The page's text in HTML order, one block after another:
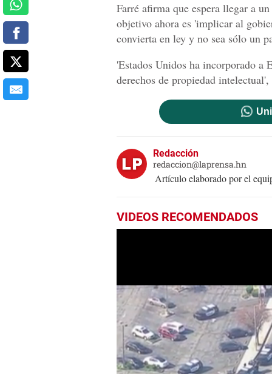
Farré afirma que espera llegar a
objetivo ahora es 'implicar al
convierta en ley y no sea sólo un
'Estados Unidos ha incorporado a
derechos de propiedad intelectual',
Redacción
redaccion@laprensa.hn
Artículo elaborado por el
VIDEOS RECOMENDADOS